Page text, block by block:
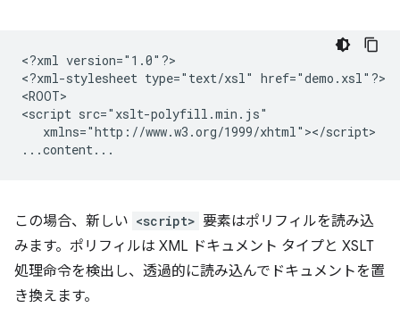
<?xml version="1.0"?>
<?xml-stylesheet type="text/xsl" href="demo.xsl"?>
<ROOT>
<script
xmlns="http://www.w3.org/1999/xhtml"></script>
この場合、新しい <script> 要素はポリフィルを読み込
みます。ポリフィルは XML ドキュメント タイプと XSLT
処理命令を検出し、透過的に読み込んでドキュメントを置
き換えます。